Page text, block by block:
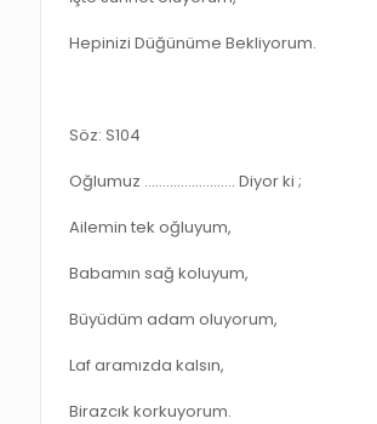
Hepinizi Düğünüme Bekliyorum.
Söz: S104
Oğlumuz ……………………. Diyor ki ;
Ailemin tek oğluyum,
Babamın sağ koluyum,
Büyüdüm adam oluyorum,
Laf aramızda kalsın,
Birazcık korkuyorum.